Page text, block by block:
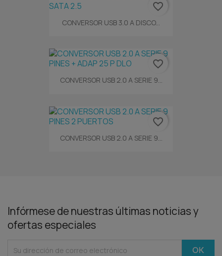
CONVERSOR USB 3.0 A DISCO...
favorite_border
CONVERSOR USB 2.0 A SERIE 9...
favorite_border
CONVERSOR USB 2.0 A SERIE 9...
favorite_border
Infórmese de nuestras últimas noticias y
ofertas especiales